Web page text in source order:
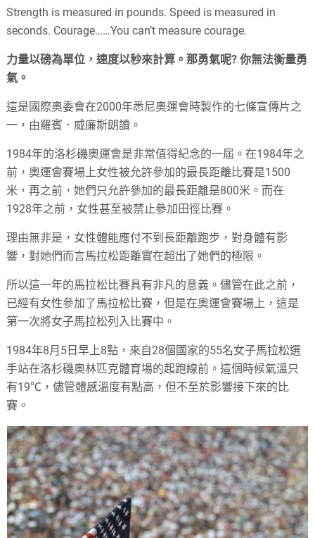
Strength is measured in pounds. Speed is measured in
seconds. Courage……You can’t measure courage.
力量以磅為單位，速度以秒來計算。那勇氣呢? 你無法衡量勇
氣。
這是國際奧委會在2000年悉尼奧運會時製作的七條宣傳片之
一，由羅賓．威廉斯朗讀。
1984年的洛杉磯奧運會是非常值得紀念的一屆。在1984年之
前，奧運會賽場上女性被允許參加的最長距離比賽是1500
米，再之前，她們只允許參加的最長距離是800米。而在
1928年之前，女性甚至被禁止參加田徑比賽。
理由無非是，女性體能應付不到長距離跑步，對身體有影
響，對她們而言馬拉松距離實在超出了她們的極限。
所以這一年的馬拉松比賽具有非凡的意義。儘管在此之前，
已經有女性參加了馬拉松比賽，但是在奧運會賽場上，這是
第一次將女子馬拉松列入比賽中。
1984年8月5日早上8點，來自28個國家的55名女子馬拉松選
手站在洛杉磯奧林匹克體育場的起跑線前。這個時候氣溫只
有19℃，儘管體感溫度有點高，但不至於影響接下來的比
賽。